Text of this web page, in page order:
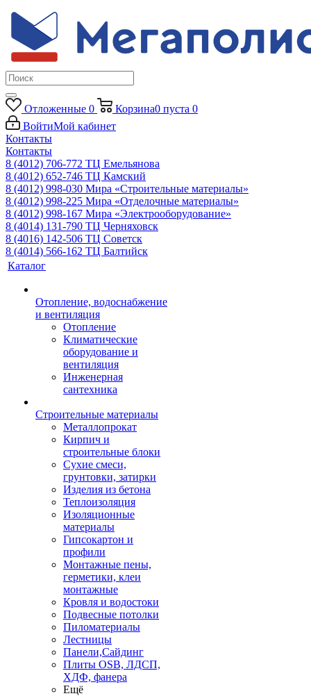
Отложенные 0 Корзина0 пуста 0
ВойтиМой кабинет
Контакты
Контакты
8 (4012) 706-772 ТЦ Емельянова
8 (4012) 652-746 ТЦ Камский
8 (4012) 998-030 Мира «Строительные материалы»
8 (4012) 998-225 Мира «Отделочные материалы»
8 (4012) 998-167 Мира «Электрооборудование»
8 (4014) 131-790 ТЦ Черняховск
8 (4016) 142-506 ТЦ Советск
8 (4014) 566-162 ТЦ Балтийск
Каталог
Отопление, водоснабжение
и вентиляция
Отопление
Климатические
оборудование и
вентиляция
Инженерная
сантехника
Строительные материалы
Металлопрокат
Кирпич и
строительные блоки
Сухие смеси,
грунтовки, затирки
Изделия из бетона
Теплоизоляция
Изоляционные
материалы
Гипсокартон и
профили
Монтажные пены,
герметики, клеи
монтажные
Кровля и водостоки
Подвесные потолки
Пиломатериалы
Лестницы
Панели,Сайдинг
Плиты OSB, ЛДСП,
ХДФ, фанера
Ещё